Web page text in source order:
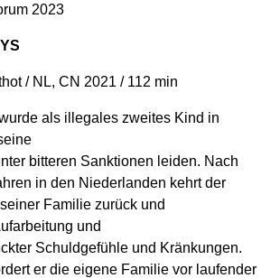
2023
/ NL, CN 2021 /112 min
als illegales zweites Kind in
bitteren Sanktionen leiden. Nach
in den Niederlanden kehrtder
seiner Familie zurück und
und
Schuldgefühle und Kränkungen.
rt er die eigene Familie vor laufender